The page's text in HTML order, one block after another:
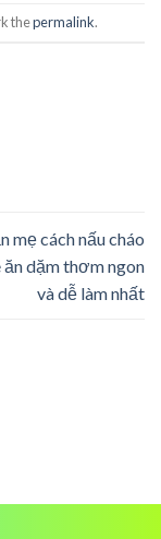
thepermalink.
mẹ cách nấu cháo
ăn dặm thơm ngon
và dễ làm nhất